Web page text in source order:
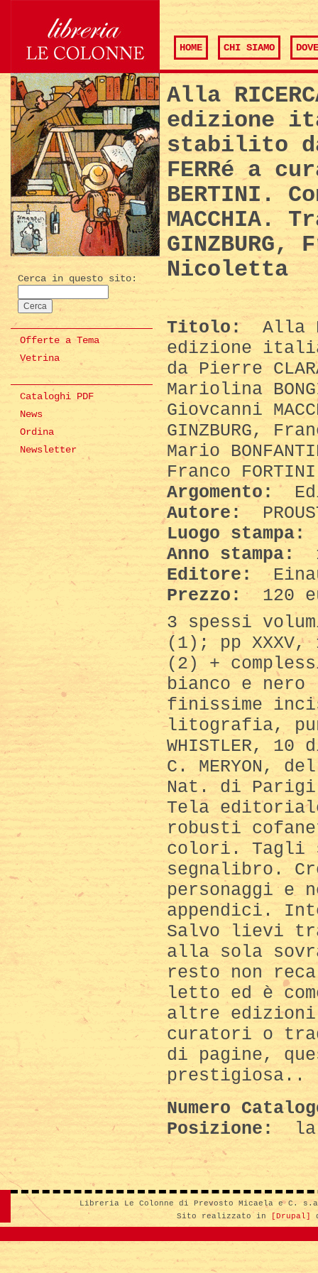
HOME CHI SIAMO
Cerca in questo sito:
Offerte a Tema
Vetrina
Cataloghi PDF
News
Ordina
Newsletter
Alla
edizione
stabilito da
FERRé a
BERTINI.
MACCHIA.
GINZBURG,
Nicoletta
Titolo:
Alla
edizione
da Pierre
Mariolina
Giovcanni
GINZBURG,
Mario
Franco
Argomento:
Autore:
Luogo stampa:
Anno stampa:
Editore:
Prezzo: 120
3 spessi
(1); pp
(2) +
bianco e
finissime
litografia,
WHISTLER,
C. MERYON,
Nat. di
Tela
robusti
colori. Tagli
segnalibro.
personaggi
appendici.
Salvo lievi
alla sola
resto non
letto ed è come
altre
curatori o
di pagine,
prestigiosa..
Numero
Posizione:
Libreria Le Colonne di Prevosto Micaela e C.
Sito realizzato in
[Drupal]